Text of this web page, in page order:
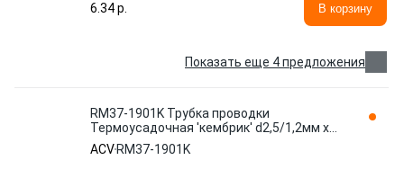
6.34 p.
В корзину
Показать еще 4 предложения
RM37-1901K Трубка проводки
Термоусадочная 'кембрик' d2,5/1,2мм х
5метров, черная с клеем ACV-RM37-19
ACV RM37-1901K